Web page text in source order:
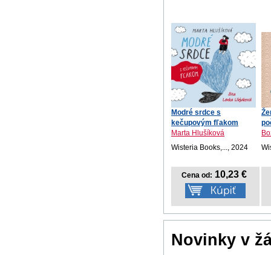
Modré srdce s
kečupovým fľakom
Marta Hlušíková
Wisteria Books,..., 2024
Cena od: 10,23 €
Novinky v